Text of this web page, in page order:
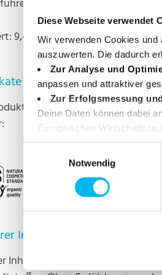
Diese Webseite verwendet
Wir verwenden Cookies und
auszuwerten. Die dadurch
Zur Analyse und
anpassen und attraktiver
Zur Erfolgsmessung
Deine Daten können dabei
Europäischen
angemessenen Schutz
Einwilligung jederzeit
Notwendig
Informationen zur INCI
9,4 – 10,2
ist zertifiziert nach NCS
Inhalt
Inhaltsstoffe